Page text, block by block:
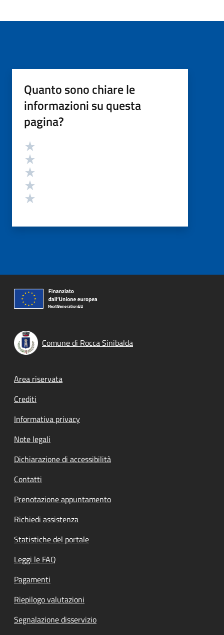
Quanto sono chiare le
informazioni su questa
pagina?
Valutazione
Comune di Rocca Sinibalda
Footer menu
Area riservata
Crediti
Informativa privacy
Note legali
Dichiarazione di accessibilità
Contatti
Prenotazione appuntamento
Richiedi assistenza
Statistiche del portale
Leggi le FAQ
Pagamenti
Riepilogo valutazioni
Segnalazione disservizio